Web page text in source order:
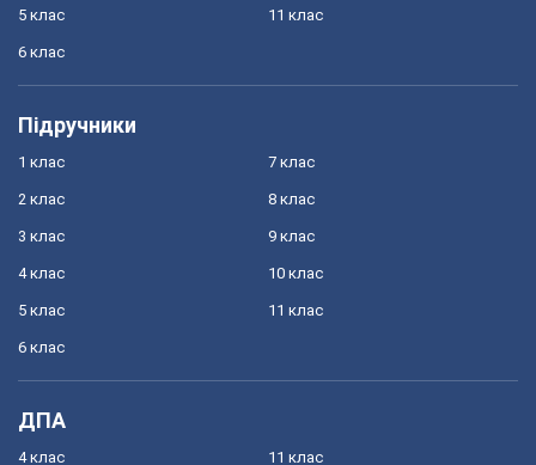
5 клас
6 клас
11 клас
Підручники
1 клас
2 клас
3 клас
4 клас
5 клас
6 клас
7 клас
8 клас
9 клас
10 клас
11 клас
ДПА
4 клас 11 клас